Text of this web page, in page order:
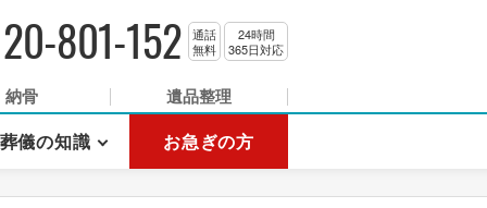
801-152
通話
無料
24時間
365日対応
納骨 遺品整理
葬儀の知識 お急ぎの方